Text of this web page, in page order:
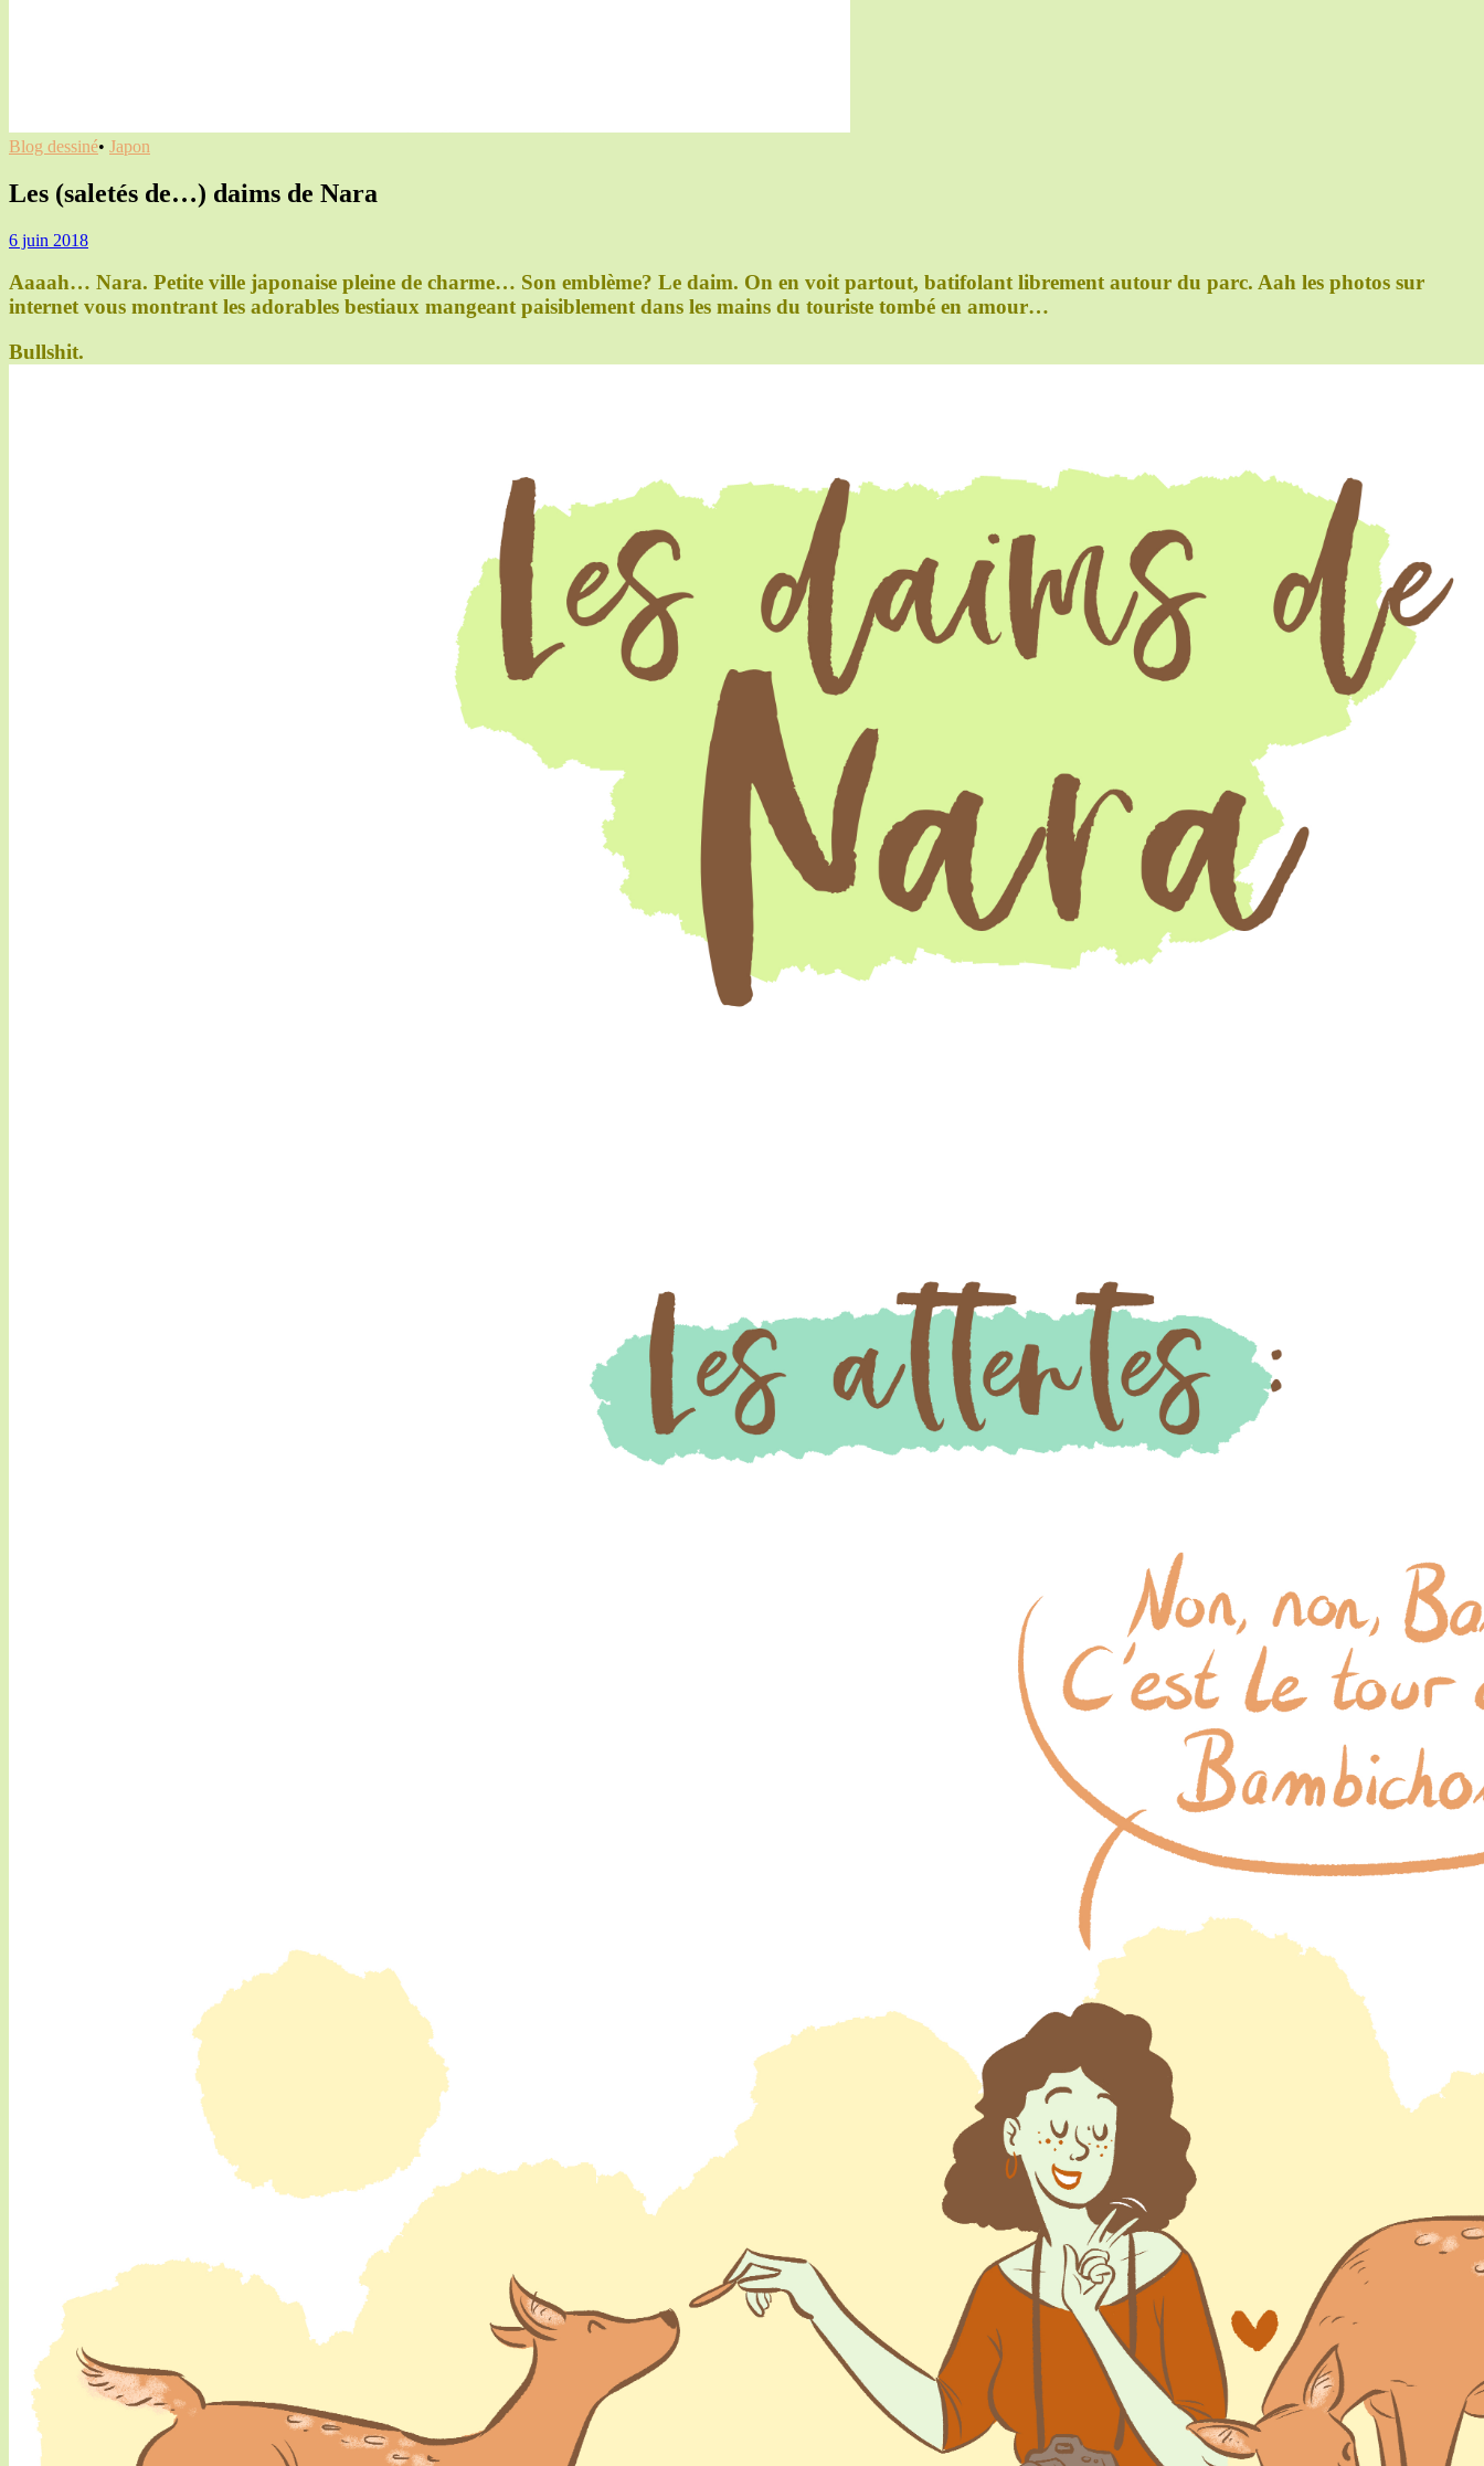
Blog dessiné• Japon
Les (saletés de…) daims de Nara
6 juin 2018
Aaaah… Nara. Petite ville japonaise pleine de charme… Son emblème? Le daim. On en voit partout, batifolant librement autour du parc. Aah les photos sur
internet vous montrant les adorables bestiaux mangeant paisiblement dans les mains du touriste tombé en amour…
Bullshit.